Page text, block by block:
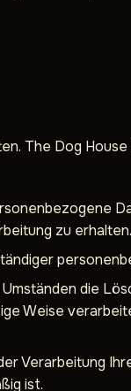
The Dog
zu erhalten.
die
Weise
Verarbeitung
ist.